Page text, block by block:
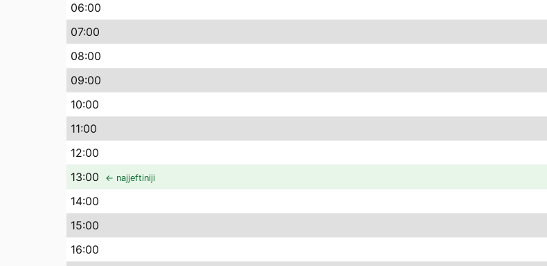
06:00
07:00
08:00
09:00
10:00
11:00
12:00
13:00 ← najjeftiniji
14:00
15:00
16:00